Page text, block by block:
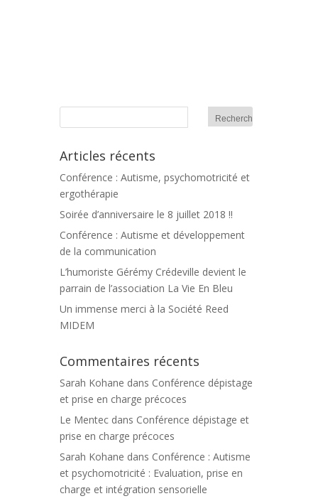
Articles récents
Conférence : Autisme, psychomotricité et
ergothérapie
Soirée d’anniversaire le 8 juillet 2018 !!
Conférence : Autisme et développement
de la communication
L’humoriste Gérémy Crédeville devient le
parrain de l’association La Vie En Bleu
Un immense merci à la Société Reed
MIDEM
Commentaires récents
Sarah Kohane dans Conférence dépistage
et prise en charge précoces
Le Mentec dans Conférence dépistage et
prise en charge précoces
Sarah Kohane dans Conférence : Autisme
et psychomotricité : Evaluation, prise en
charge et intégration sensorielle